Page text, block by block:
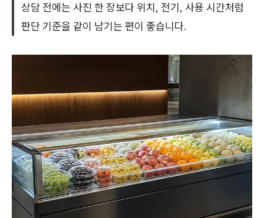
상담 전에는 사진 한 장보다 위치, 전기, 사용 시간처럼
판단 기준을 같이 남기는 편이 좋습니다.